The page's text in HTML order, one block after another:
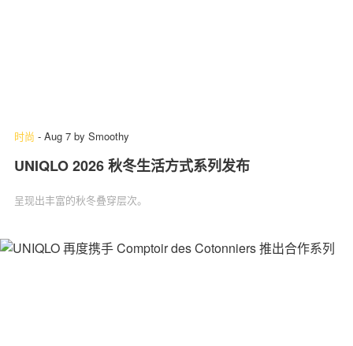
时尚 - Aug 7 by Smoothy
UNIQLO 2026 秋冬生活方式系列发布
呈现出丰富的秋冬叠穿层次。